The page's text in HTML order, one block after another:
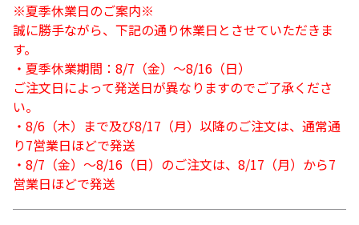
※夏季休業日のご案内※
誠に勝手ながら、下記の通り休業日とさせていただきま
す。
・夏季休業期間：8/7（金）～8/16（日）
ご注文日によって発送日が異なりますのでご了承くださ
い。
・8/6（木）まで及び8/17（月）以降のご注文は、通常通
り7営業日ほどで発送
・8/7（金）～8/16（日）のご注文は、8/17（月）から7
営業日ほどで発送